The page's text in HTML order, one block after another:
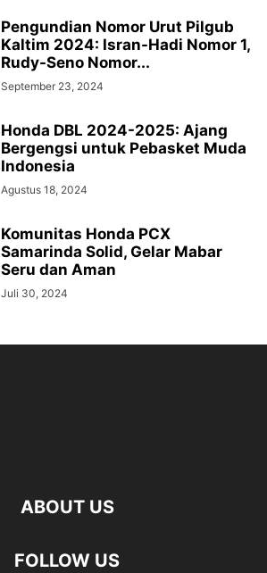
Pengundian Nomor Urut Pilgub
Kaltim 2024: Isran-Hadi Nomor 1,
Rudy-Seno Nomor...
September 23, 2024
Honda DBL 2024-2025: Ajang
Bergengsi untuk Pebasket Muda
Indonesia
Agustus 18, 2024
Komunitas Honda PCX
Samarinda Solid, Gelar Mabar
Seru dan Aman
Juli 30, 2024
ABOUT US
FOLLOW US